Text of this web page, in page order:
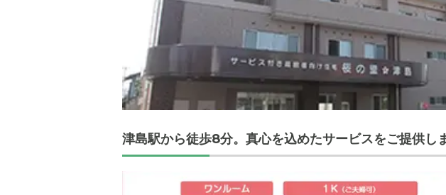
津島駅から徒歩8分。真心を込めたサービスをご提供し